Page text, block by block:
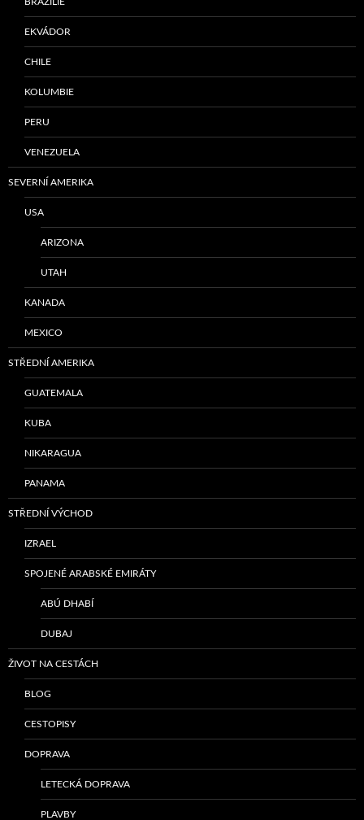
EKVÁDOR
CHILE
KOLUMBIE
PERU
VENEZUELA
SEVERNÍ AMERIKA
USA
ARIZONA
UTAH
KANADA
MEXICO
STŘEDNÍ AMERIKA
GUATEMALA
KUBA
NIKARAGUA
PANAMA
STŘEDNÍ VÝCHOD
IZRAEL
SPOJENÉ ARABSKÉ EMIRÁTY
ABÚ DHABÍ
DUBAJ
ŽIVOT NA CESTÁCH
BLOG
CESTOPISY
DOPRAVA
LETECKÁ DOPRAVA
PLAVBY